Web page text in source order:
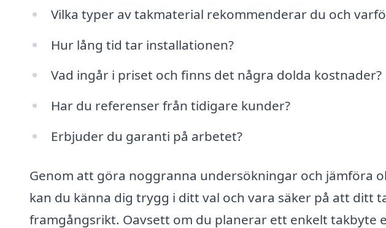
Vilka typer av takmaterial rekommenderar du och
Hur lång tid tar installationen?
Vad ingår i priset och finns det några dolda kostnader?
Har du referenser från tidigare kunder?
Erbjuder du garanti på arbetet?
Genom att göra noggranna undersökningar och jämföra
kan du känna dig trygg i ditt val och vara säker på att ditt
framgångsrikt. Oavsett om du planerar ett enkelt takbyte